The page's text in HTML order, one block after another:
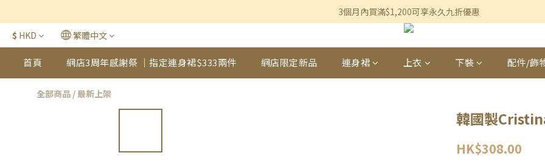
香港及澳門訂單滿$600即享免運費優惠
3個月內買滿$1,200可享永久九折優惠
香港及澳門訂單滿$600即享免運費優惠
$ HKD 繁體中文
首頁 網店3周年感謝祭 ｜指定連身裙$333兩件 網店限定新品 連身裙 上衣 下裝 配件/飾
全部商品 /最新上架
韓國製
HK$308.00